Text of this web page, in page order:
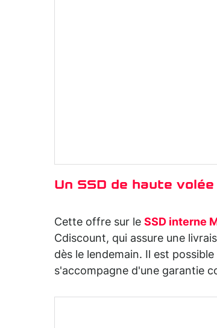
Un SSD de haute
Cette offre sur le SSD interne
Cdiscount, qui assure une
dès le lendemain. Il est
s'accompagne d'une garantie